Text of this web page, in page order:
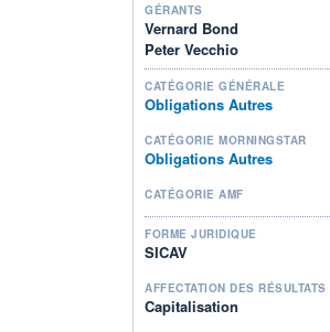
GÉRANTS
Vernard Bond
Peter Vecchio
CATÉGORIE GÉNÉRALE
Obligations Autres
CATÉGORIE MORNINGSTAR
Obligations Autres
CATÉGORIE AMF
FORME JURIDIQUE
SICAV
AFFECTATION DES RÉSULTATS
Capitalisation